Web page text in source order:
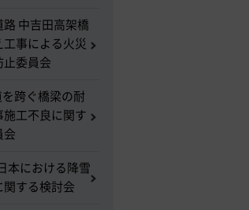
中吉田高架橋
事による火災
止委員会
跨ぐ橋梁の耐
工不良に関す
会
本における降雪
する検討会